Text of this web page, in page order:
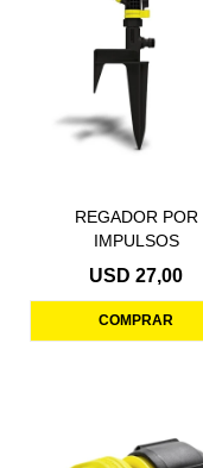
REGADOR POR
IMPULSOS
USD 27,00